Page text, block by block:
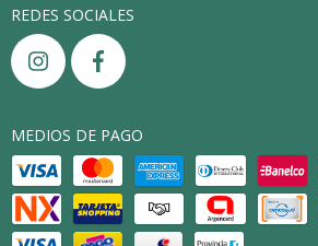
REDES SOCIALES
MEDIOS DE PAGO